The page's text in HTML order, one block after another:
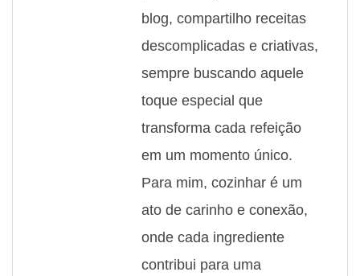
blog, compartilho receitas
descomplicadas e criativas,
sempre buscando aquele
toque especial que
transforma cada refeição
em um momento único.
Para mim, cozinhar é um
ato de carinho e conexão,
onde cada ingrediente
contribui para uma